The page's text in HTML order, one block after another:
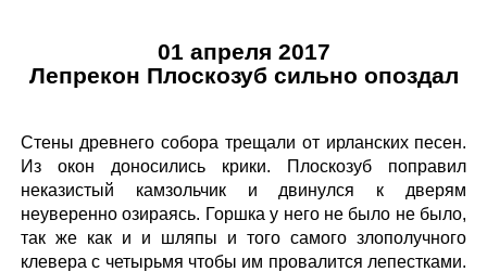
01 апреля 2017
Лепрекон Плоскозуб сильно опоздал
Стены древнего собора трещали от ирланских песен.
Из окон доносились крики. Плоскозуб поправил
неказистый камзольчик и двинулся к дверям
неуверенно озираясь. Горшка у него не было не было,
так же как и и шляпы и того самого злополучного
клевера с четырьмя чтобы им провалится лепестками.